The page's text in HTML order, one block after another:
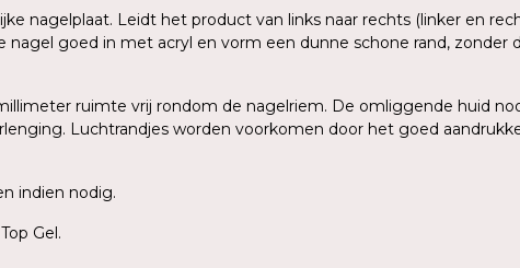
nagelplaat. Leidt het product van links naar rechts (linker en
goed in met acryl en vorm een dunne schone rand, zonder
ruimte vrij rondom de nagelriem. De omliggende huid
Luchtrandjes worden voorkomen door het goed
indien nodig.
Gel.